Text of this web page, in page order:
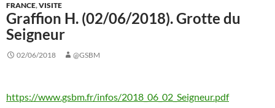
FRANCE,VISITE
Graffion H. (02/06/2018). Grotte du
Seigneur
02/06/2018 @GSBM
https://www.gsbm.fr/infos/2018_06_02_Seigneur.pdf